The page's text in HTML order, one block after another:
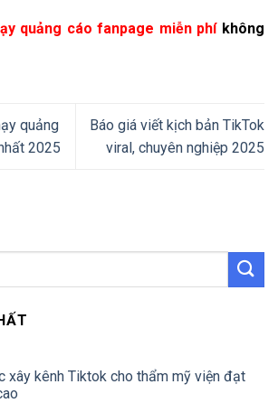
quảng cáo fanpage miễn phíkhông
quảng
2025
Báo giá viết kịch bản TikTok
viral, chuyên nghiệp 2025
xây kênh Tiktok cho thẩm mỹ viện đạt